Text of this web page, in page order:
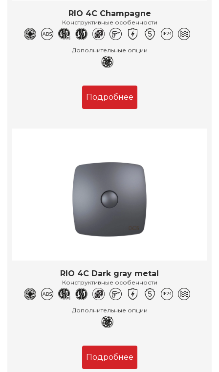
RIO 4C Champagne
Конструктивные особенности
Дополнительные опции
Подробнее
RIO 4C Dark gray metal
Конструктивные особенности
Дополнительные опции
Подробнее